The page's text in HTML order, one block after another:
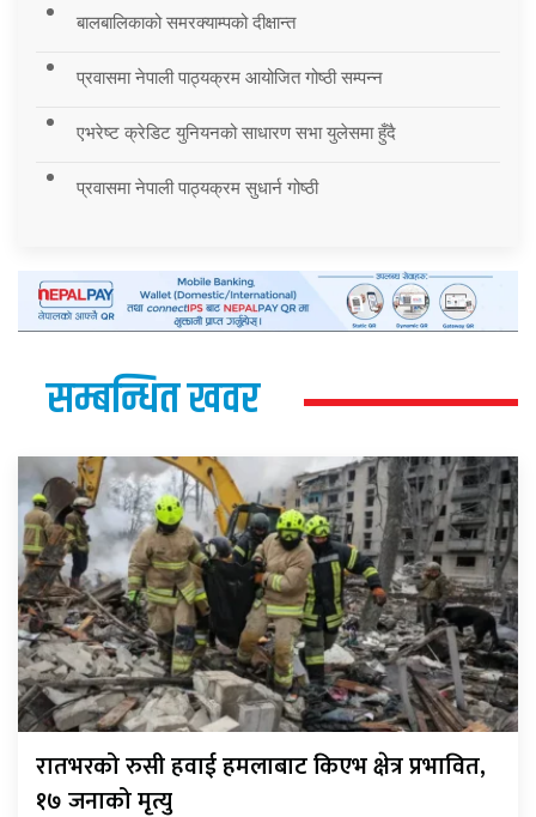
बालबालिकाको समरक्याम्पको दीक्षान्त
प्रवासमा नेपाली पाठ्यक्रम आयोजित गोष्ठी सम्पन्न
एभरेष्ट क्रेडिट युनियनको साधारण सभा युलेसमा हुँदै
प्रवासमा नेपाली पाठ्यक्रम सुधार्न गोष्ठी
सम्बन्धित खवर
रातभरको रुसी हवाई हमलाबाट किएभ क्षेत्र प्रभावित,
१७ जनाको मृत्यु